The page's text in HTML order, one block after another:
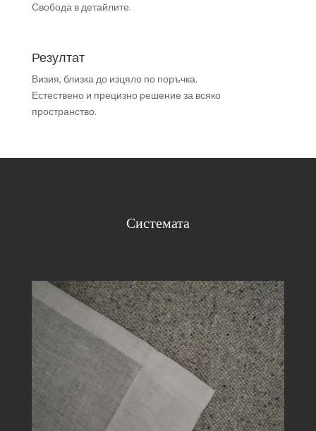
Свобода в детайлите.
Резултат
Визия, близка до изцяло по поръчка.
Естествено и прецизно решение за всяко
пространство.
Системата